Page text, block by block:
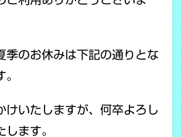
のお休みは下記の通りとな
けいたしますが、何卒よろし
します。